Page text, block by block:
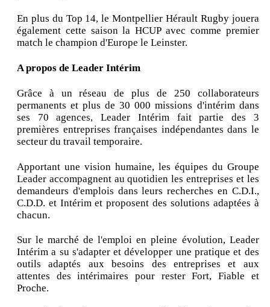
En plus du Top 14, le Montpellier Hérault Rugby jouera
également cette saison la HCUP avec comme premier
match le champion d'Europe le Leinster.
A propos de Leader Intérim
Grâce à un réseau de plus de 250 collaborateurs
permanents et plus de 30 000 missions d'intérim dans
ses 70 agences, Leader Intérim fait partie des 3
premières entreprises françaises indépendantes dans le
secteur du travail temporaire.
Apportant une vision humaine, les équipes du Groupe
Leader accompagnent au quotidien les entreprises et les
demandeurs d'emplois dans leurs recherches en C.D.I.,
C.D.D. et Intérim et proposent des solutions adaptées à
chacun.
Sur le marché de l'emploi en pleine évolution, Leader
Intérim a su s'adapter et développer une pratique et des
outils adaptés aux besoins des entreprises et aux
attentes des intérimaires pour rester Fort, Fiable et
Proche.